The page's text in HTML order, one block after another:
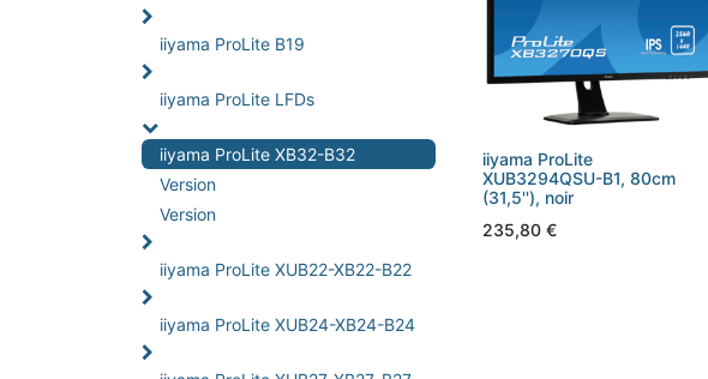
iiyama ProLite B19
iiyama ProLite LFDs
iiyama ProLite XB32-B32
Version
Version
iiyama ProLite XUB22-XB22-B22
iiyama ProLite XUB24-XB24-B24
iiyama ProLite
XUB3294QSU-B1, 80cm
(31,5''), noir
235,80 €